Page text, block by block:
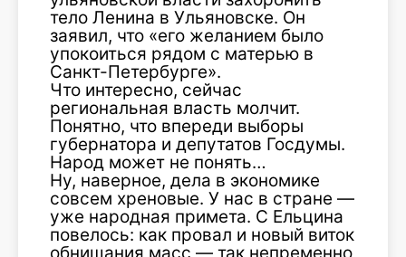
тело Ленина в Ульяновске. Он
заявил, что «его желанием было
упокоиться рядом с матерью в
Санкт-Петербурге».
Что интересно, сейчас
региональная власть молчит.
Понятно, что впереди выборы
губернатора и депутатов Госдумы.
Народ может не понять…
Ну, наверное, дела в экономике
совсем хреновые. У нас в стране —
уже народная примета. С Ельцина
повелось: как провал и новый виток